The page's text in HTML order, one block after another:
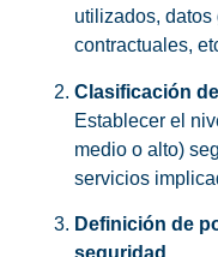
utilizados,
contractuales,
Clasificación
Establecer el
medio o alto)
servicios
Definición de
seguridad